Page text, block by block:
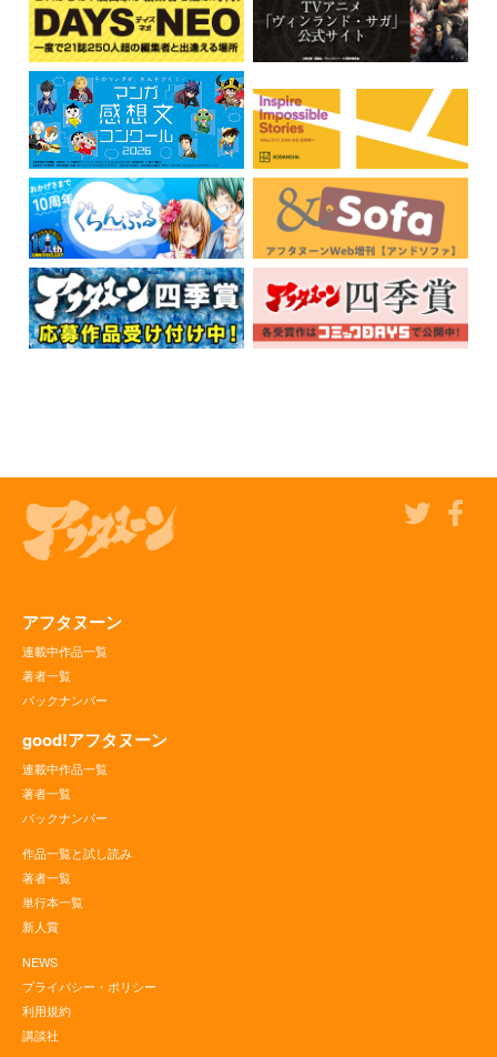
アフタヌーン
連載中作品一覧
著者一覧
バックナンバー
good!アフタヌーン
連載中作品一覧
著者一覧
バックナンバー
作品一覧と試し読み
著者一覧
単行本一覧
新人賞
NEWS
プライバシー・ポリシー
利用規約
講談社